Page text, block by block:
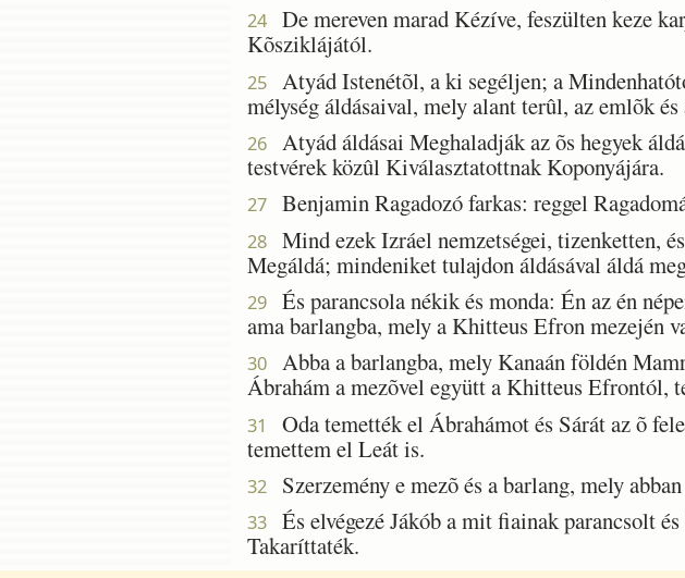
24
De mereven marad Kézíve, feszülten keze
Kõsziklájától.
25
Atyád Istenétõl, a ki segéljen; a
mélység áldásaival, mely alant terûl, az emlõk és
26
Atyád áldásai Meghaladják az õs hegyek
testvérek közûl Kiválasztatottnak Koponyájára.
27 Benjamin Ragadozó farkas: reggel
28
Mind ezek Izráel nemzetségei, tizenketten,
Megáldá; mindeniket tulajdon áldásával áldá
29
És parancsola nékik és monda: Én az én
ama barlangba, mely a Khitteus Efron mezején
30
Abba a barlangba, mely Kanaán földén
Ábrahám a mezõvel együtt a Khitteus Efrontól,
31
Oda temették el Ábrahámot és Sárát az õ
temettem el Leát is.
32 Szerzemény e mezõ és a barlang, mely
33
És elvégezé Jákób a mit fiainak parancsolt
Takaríttaték.